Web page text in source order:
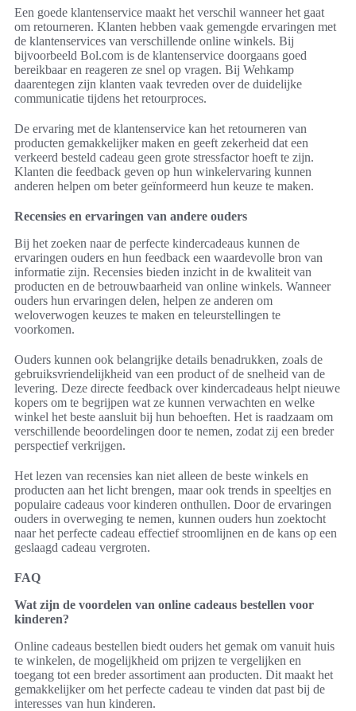
Een goede klantenservice maakt het verschil wanneer het gaat
om retourneren. Klanten hebben vaak gemengde ervaringen met
de klantenservices van verschillende online winkels. Bij
bijvoorbeeld Bol.com is de klantenservice doorgaans goed
bereikbaar en reageren ze snel op vragen. Bij Wehkamp
daarentegen zijn klanten vaak tevreden over de duidelijke
communicatie tijdens het retourproces.
De ervaring met de klantenservice kan het retourneren van
producten gemakkelijker maken en geeft zekerheid dat een
verkeerd besteld cadeau geen grote stressfactor hoeft te zijn.
Klanten die feedback geven op hun winkelervaring kunnen
anderen helpen om beter geïnformeerd hun keuze te maken.
Recensies en ervaringen van andere ouders
Bij het zoeken naar de perfecte kindercadeaus kunnen de
ervaringen ouders en hun feedback een waardevolle bron van
informatie zijn. Recensies bieden inzicht in de kwaliteit van
producten en de betrouwbaarheid van online winkels. Wanneer
ouders hun ervaringen delen, helpen ze anderen om
weloverwogen keuzes te maken en teleurstellingen te
voorkomen.
Ouders kunnen ook belangrijke details benadrukken, zoals de
gebruiksvriendelijkheid van een product of de snelheid van de
levering. Deze directe feedback over kindercadeaus helpt nieuwe
kopers om te begrijpen wat ze kunnen verwachten en welke
winkel het beste aansluit bij hun behoeften. Het is raadzaam om
verschillende beoordelingen door te nemen, zodat zij een breder
perspectief verkrijgen.
Het lezen van recensies kan niet alleen de beste winkels en
producten aan het licht brengen, maar ook trends in speeltjes en
populaire cadeaus voor kinderen onthullen. Door de ervaringen
ouders in overweging te nemen, kunnen ouders hun zoektocht
naar het perfecte cadeau effectief stroomlijnen en de kans op een
geslaagd cadeau vergroten.
FAQ
Wat zijn de voordelen van online cadeaus bestellen voor
kinderen?
Online cadeaus bestellen biedt ouders het gemak om vanuit huis
te winkelen, de mogelijkheid om prijzen te vergelijken en
toegang tot een breder assortiment aan producten. Dit maakt het
gemakkelijker om het perfecte cadeau te vinden dat past bij de
interesses van hun kinderen.